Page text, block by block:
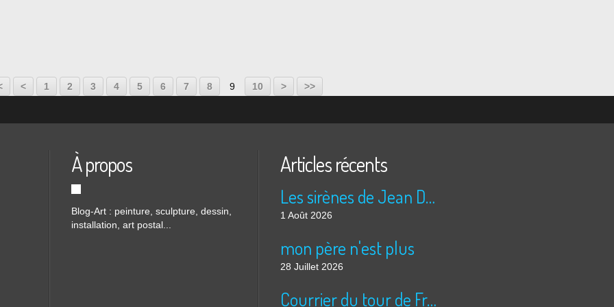
< 1 2 3 4 5 6 7 8 9 10 20
30
40
50
60
70
80
90
100
200
300
> >>
À propos
Blog-Art : peinture, sculpture, dessin,
installation, art postal...
Articles récents
Les sirènes de Jean Duranel
1 Août 2026
mon père n'est plus
28 Juillet 2026
Courrier du tour de France